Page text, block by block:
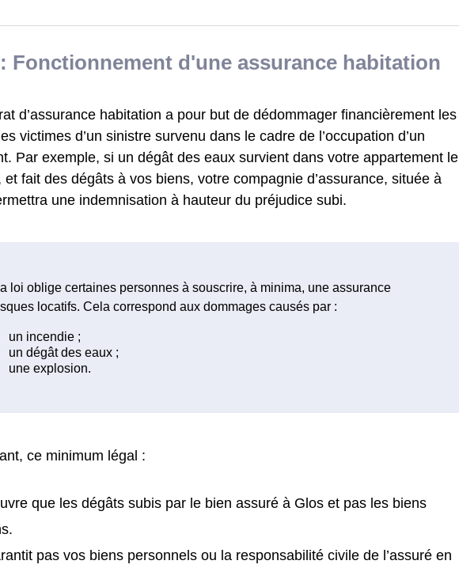
Fonctionnement d'une assurance habitation
d’assurance habitation a pour but de dédommager financièrement les
victimes d’un sinistre survenu dans le cadre de l’occupation d’un
Par exemple, si un dégât des eaux survient dans votre appartement le
et fait des dégâts à vos biens, votre compagnie d’assurance, située à
une indemnisation à hauteur du préjudice subi.
loi oblige certaines personnes à souscrire, à minima, une assurance
locatifs. Cela correspond aux dommages causés par :
ce minimum légal :
que les dégâts subis par le bien assuré à Glos et pas les biens
pas vos biens personnels ou la responsabilité civile de l’assuré en